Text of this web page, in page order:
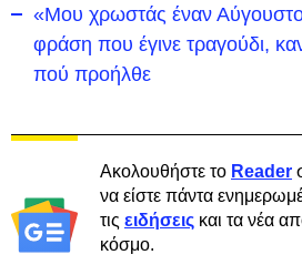
«Μου χρωστάς έναν
φράση που έγινε τραγούδι,
πού προήλθε
Ακολουθήστε το Reader
να είστε πάντα
τις ειδήσεις και τα νέα
κόσμο.